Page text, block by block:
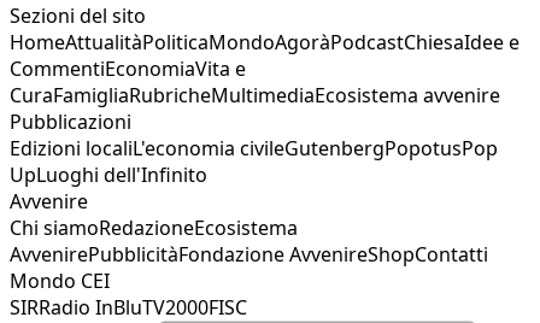
Sezioni del sito
HomeAttualitàPoliticaMondoAgoràPodcastChiesaIdee e
CommentiEconomiaVita e
CuraFamigliaRubricheMultimediaEcosistema avvenire
Pubblicazioni
Edizioni localiL'economia civileGutenbergPopotusPop
UpLuoghi dell'Infinito
Avvenire
Chi siamoRedazioneEcosistema
AvvenirePubblicitàFondazione AvvenireShopContatti
Mondo CEI
SIRRadio InBluTV2000FISC